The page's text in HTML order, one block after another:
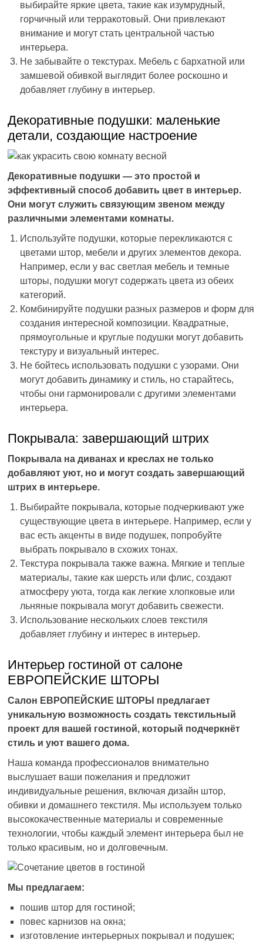
выбирайте яркие цвета, такие как изумрудный,
горчичный или терракотовый. Они привлекают
внимание и могут стать центральной частью
интерьера.
Не забывайте о текстурах. Мебель с бархатной или
замшевой обивкой выглядит более роскошно и
добавляет глубину в интерьер.
Декоративные подушки: маленькие
детали, создающие настроение
Декоративные подушки — это простой и
эффективный способ добавить цвет в интерьер.
Они могут служить связующим звеном между
различными элементами комнаты.
Используйте подушки, которые перекликаются с
цветами штор, мебели и других элементов декора.
Например, если у вас светлая мебель и темные
шторы, подушки могут содержать цвета из обеих
категорий.
Комбинируйте подушки разных размеров и форм для
создания интересной композиции. Квадратные,
прямоугольные и круглые подушки могут добавить
текстуру и визуальный интерес.
Не бойтесь использовать подушки с узорами. Они
могут добавить динамику и стиль, но старайтесь,
чтобы они гармонировали с другими элементами
интерьера.
Покрывала: завершающий штрих
Покрывала на диванах и креслах не только
добавляют уют, но и могут создать завершающий
штрих в интерьере.
Выбирайте покрывала, которые подчеркивают уже
существующие цвета в интерьере. Например, если у
вас есть акценты в виде подушек, попробуйте
выбрать покрывало в схожих тонах.
Текстура покрывала также важна. Мягкие и теплые
материалы, такие как шерсть или флис, создают
атмосферу уюта, тогда как легкие хлопковые или
льняные покрывала могут добавить свежести.
Использование нескольких слоев текстиля
добавляет глубину и интерес в интерьер.
Интерьер гостиной от салоне
ЕВРОПЕЙСКИЕ ШТОРЫ
Салон ЕВРОПЕЙСКИЕ ШТОРЫ предлагает
уникальную возможность создать текстильный
проект для вашей гостиной, который подчеркнёт
стиль и уют вашего дома.
Наша команда профессионалов внимательно
выслушает ваши пожелания и предложит
индивидуальные решения, включая дизайн штор,
обивки и домашнего текстиля. Мы используем только
высококачественные материалы и современные
технологии, чтобы каждый элемент интерьера был не
только красивым, но и долговечным.
Мы предлагаем:
пошив штор для гостиной;
повес карнизов на окна;
изготовление интерьерных покрывал и подушек;